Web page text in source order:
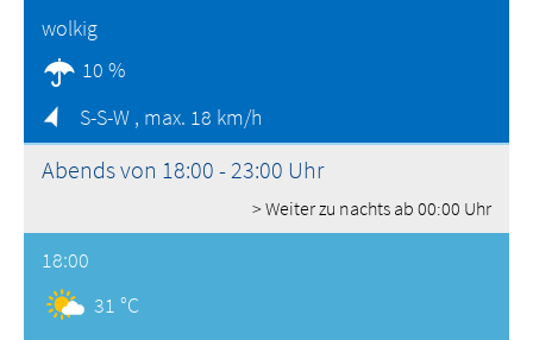
wolkig
10 %
S-S-W , max. 18 km/h
Abends von 18:00 - 23:00 Uhr
> Weiter zu nachts ab 00:00 Uhr
18:00
31 °C